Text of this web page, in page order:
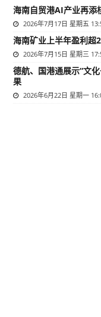
海南自贸港AI产业再添
2026年7月17日 星期五
海南矿业上半年盈利超
2026年7月15日 星期三
德航、国港通展示“文
果
2026年6月22日 星期一